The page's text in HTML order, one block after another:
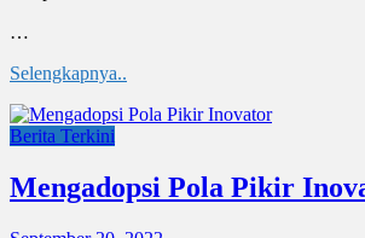
…
Selengkapnya..
Berita Terkini
Mengadopsi Pola Pikir